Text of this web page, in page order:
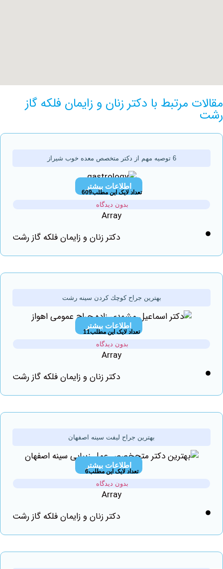
مرتبط با دکتر زنان و زایمان فلکه گاز
اطلاعات بیشتر
تعداد لایک این مطلب609
بدون دیدگاه
دکتر زنان و زایمان فلکه گاز رشت
بهترين جراح كوچك كردن سينه رشت
اطلاعات بیشتر
تعداد لایک این مطلب11
بدون دیدگاه
دکتر زنان و زایمان فلکه گاز رشت
بهترین جراح لیفت سینه اصفهان
اطلاعات بیشتر
تعداد لایک این مطلب6
بدون دیدگاه
دکتر زنان و زایمان فلکه گاز رشت